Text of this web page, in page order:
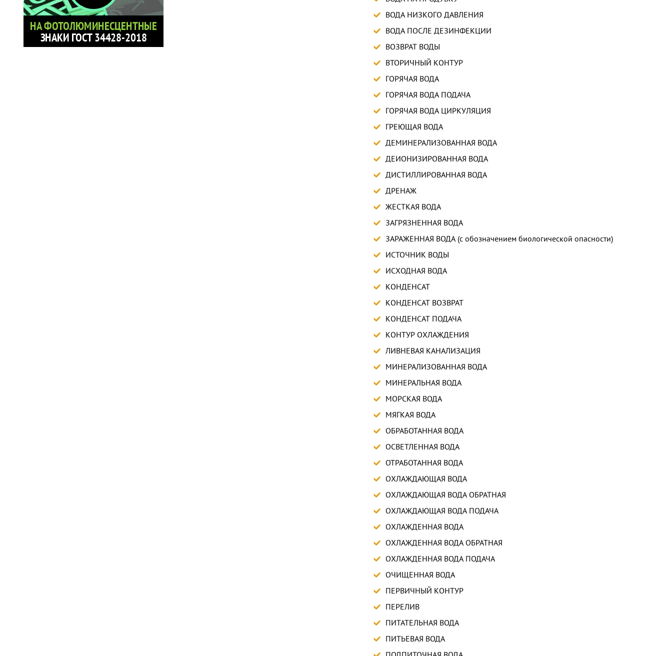
ВОДА НИЗКОГО ДАВЛЕНИЯ
ВОДА ПОСЛЕ ДЕЗИНФЕКЦИИ
ВОЗВРАТ ВОДЫ
ВТОРИЧНЫЙ КОНТУР
ГОРЯЧАЯ ВОДА
ГОРЯЧАЯ ВОДА ПОДАЧА
ГОРЯЧАЯ ВОДА ЦИРКУЛЯЦИЯ
ГРЕЮЩАЯ ВОДА
ДЕМИНЕРАЛИЗОВАННАЯ ВОДА
ДЕИОНИЗИРОВАННАЯ ВОДА
ДИСТИЛЛИРОВАННАЯ ВОДА
ДРЕНАЖ
ЖЕСТКАЯ ВОДА
ЗАГРЯЗНЕННАЯ ВОДА
ЗАРАЖЕННАЯ ВОДА (с обозначением биологической опасности)
ИСТОЧНИК ВОДЫ
ИСХОДНАЯ ВОДА
КОНДЕНСАТ
КОНДЕНСАТ ВОЗВРАТ
КОНДЕНСАТ ПОДАЧА
КОНТУР ОХЛАЖДЕНИЯ
ЛИВНЕВАЯ КАНАЛИЗАЦИЯ
МИНЕРАЛИЗОВАННАЯ ВОДА
МИНЕРАЛЬНАЯ ВОДА
МОРСКАЯ ВОДА
МЯГКАЯ ВОДА
ОБРАБОТАННАЯ ВОДА
ОСВЕТЛЕННАЯ ВОДА
ОТРАБОТАННАЯ ВОДА
ОХЛАЖДАЮЩАЯ ВОДА
ОХЛАЖДАЮЩАЯ ВОДА ОБРАТНАЯ
ОХЛАЖДАЮЩАЯ ВОДА ПОДАЧА
ОХЛАЖДЕННАЯ ВОДА
ОХЛАЖДЕННАЯ ВОДА ОБРАТНАЯ
ОХЛАЖДЕННАЯ ВОДА ПОДАЧА
ОЧИЩЕННАЯ ВОДА
ПЕРВИЧНЫЙ КОНТУР
ПЕРЕЛИВ
ПИТАТЕЛЬНАЯ ВОДА
ПИТЬЕВАЯ ВОДА